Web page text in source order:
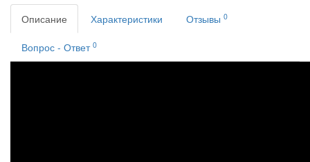
Описание Характеристики Отзывы 0
Вопрос - Ответ 0